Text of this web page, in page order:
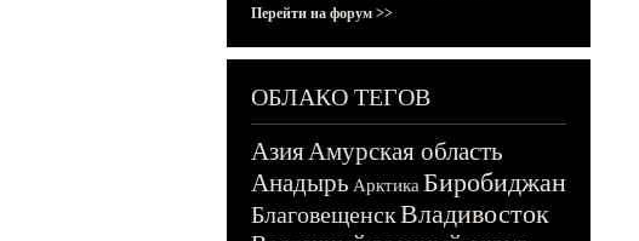
Перейти на форум >>
ОБЛАКО ТЕГОВ
АзияАмурская область
Анадырь Арктика Биробиджан
БлаговещенскВладивосток